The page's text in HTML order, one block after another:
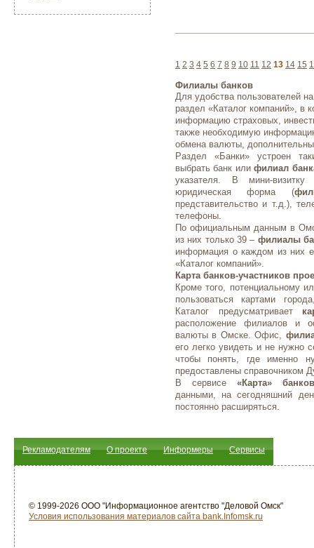
1 2 3 4 5 6 7 8 9 10 11 12 13 14 15
Филиалы банков
Для удобства пользователей
раздел «Каталог компаний», в
информацию страховых,
также необходимую
обмена валюты,
Раздел «Банки» устроен
выбрать банк илифилиал
указателя. В мини-
юридическая форма (
представительство и т.д.),
телефоны.
По официальным данным в
из них только 39 – филиалы
информация о каждом из них
«Каталог компаний».
Карта банков-участников
Кроме того, потенциальному
пользоваться картами
Каталог предусматривает
расположение филиалов и
валюты в Омске. Офис,
его легко увидеть и не нужно
чтобы понять, где именно
предоставлены справочником
В сервисе «Карта» банков
данными, на сегодняшний
постоянно расширяться.
Рекламодателям О проекте Информеры Сервисы
© 1999-2026 ООО "Информационное агентство "Деловой Омск"
Условия использования материалов сайта bank.Infomsk.ru